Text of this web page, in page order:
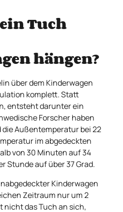
Tuch
hängen?
über dem Kinderwagen
komplett. Statt
entsteht darunter ein
Forscher haben
Außentemperatur bei 22
im abgedeckten
von 30 Minuten auf 34
Stunde auf über 37 Grad.
Kinderwagen
Zeitraum nur um 2
nicht das Tuch an sich,